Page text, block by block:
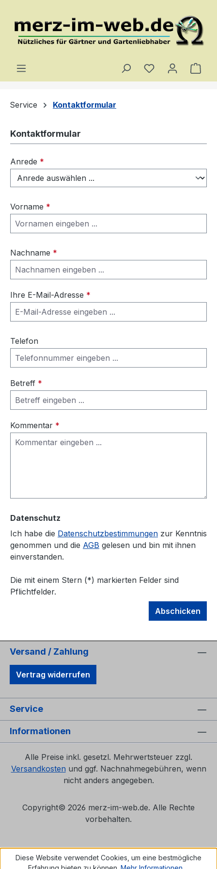
Du hast 0
Service Kontaktformular
Kontaktformular
Anrede *
Vorname *
Nachname *
Ihre E-Mail-Adresse *
Telefon
Betreff *
Kommentar *
Datenschutz
Ich habe die Datenschutzbestimmungen zur Kenntnis
genommen und die AGB gelesen und bin mit ihnen
einverstanden.
Die mit einem Stern (*) markierten Felder sind
Pflichtfelder.
Abschicken
Versand / Zahlung
Vertrag widerrufen
Service
Informationen
Alle Preise inkl. gesetzl. Mehrwertsteuer zzgl.
Versandkosten und ggf. Nachnahmegebühren, wenn
nicht anders angegeben.
Copyright© 2026 merz-im-web.de. Alle Rechte
vorbehalten.
Diese Website verwendet Cookies, um eine bestmögliche